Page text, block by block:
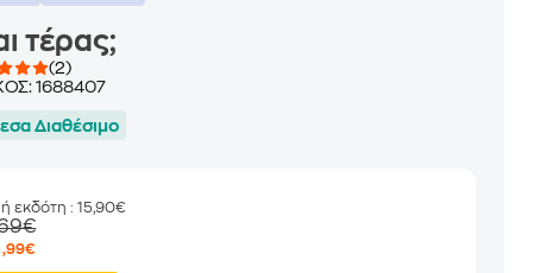
τέρας;
(2)
1688407
Διαθέσιμο
εκδότη: 15,90€
,99€